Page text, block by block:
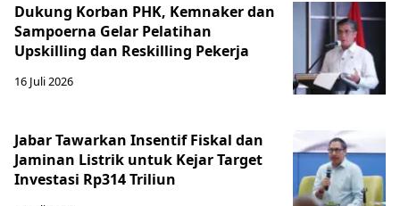
Dukung Korban PHK, Kemnaker dan
Sampoerna Gelar Pelatihan
Upskilling dan Reskilling Pekerja
16 Juli 2026
Jabar Tawarkan Insentif Fiskal dan
Jaminan Listrik untuk Kejar Target
Investasi Rp314 Triliun